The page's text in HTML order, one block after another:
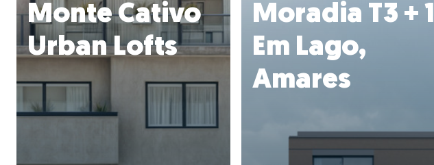
Monte Cativo
Urban Lofts
Moradia T3 + 1
Em Lago,
Amares